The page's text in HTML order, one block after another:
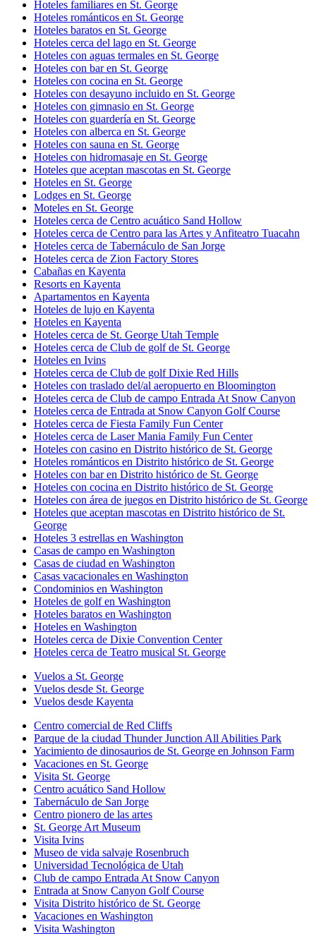
Hoteles familiares en St. George
Hoteles románticos en St. George
Hoteles baratos en St. George
Hoteles cerca del lago en St. George
Hoteles con aguas termales en St. George
Hoteles con bar en St. George
Hoteles con cocina en St. George
Hoteles con desayuno incluido en St. George
Hoteles con gimnasio en St. George
Hoteles con guardería en St. George
Hoteles con alberca en St. George
Hoteles con sauna en St. George
Hoteles con hidromasaje en St. George
Hoteles que aceptan mascotas en St. George
Hoteles en St. George
Lodges en St. George
Moteles en St. George
Hoteles cerca de Centro acuático Sand Hollow
Hoteles cerca de Centro para las Artes y Anfiteatro Tuacahn
Hoteles cerca de Tabernáculo de San Jorge
Hoteles cerca de Zion Factory Stores
Cabañas en Kayenta
Resorts en Kayenta
Apartamentos en Kayenta
Hoteles de lujo en Kayenta
Hoteles en Kayenta
Hoteles cerca de St. George Utah Temple
Hoteles cerca de Club de golf de St. George
Hoteles en Ivins
Hoteles cerca de Club de golf Dixie Red Hills
Hoteles con traslado del/al aeropuerto en Bloomington
Hoteles cerca de Club de campo Entrada At Snow Canyon
Hoteles cerca de Entrada at Snow Canyon Golf Course
Hoteles cerca de Fiesta Family Fun Center
Hoteles cerca de Laser Mania Family Fun Center
Hoteles con casino en Distrito histórico de St. George
Hoteles románticos en Distrito histórico de St. George
Hoteles con bar en Distrito histórico de St. George
Hoteles con cocina en Distrito histórico de St. George
Hoteles con área de juegos en Distrito histórico de St. George
Hoteles que aceptan mascotas en Distrito histórico de St.
George
Hoteles 3 estrellas en Washington
Casas de campo en Washington
Casas de ciudad en Washington
Casas vacacionales en Washington
Condominios en Washington
Hoteles de golf en Washington
Hoteles baratos en Washington
Hoteles en Washington
Hoteles cerca de Dixie Convention Center
Hoteles cerca de Teatro musical St. George
Vuelos a St. George
Vuelos desde St. George
Vuelos desde Kayenta
Centro comercial de Red Cliffs
Parque de la ciudad Thunder Junction All Abilities Park
Yacimiento de dinosaurios de St. George en Johnson Farm
Vacaciones en St. George
Visita St. George
Centro acuático Sand Hollow
Tabernáculo de San Jorge
Centro pionero de las artes
St. George Art Museum
Visita Ivins
Museo de vida salvaje Rosenbruch
Universidad Tecnológica de Utah
Club de campo Entrada At Snow Canyon
Entrada at Snow Canyon Golf Course
Visita Distrito histórico de St. George
Vacaciones en Washington
Visita Washington